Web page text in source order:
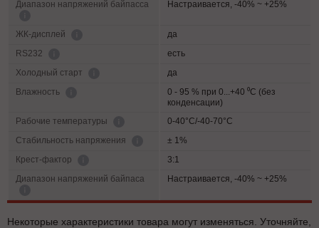
Диапазон напряжений байпасса Настраивается, -40% ~ +25%
ЖК-дисплей
да
RS232
есть
Холодный старт
да
Влажность
0 - 95 % при 0...+40 ⁰С (без
конденсации)
Рабочие температуры
0-40°C/-40-70°C
Cтабильность напряжения
± 1%
Крест-фактор
3:1
Диапазон напряжений байпаса
Настраивается, -40% ~ +25%
Некоторые характеристики товара могут изменяться. Уточняйте,